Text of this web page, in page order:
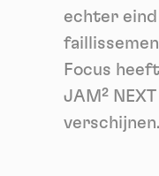
echter
Focus
JAM²
verschijnen.